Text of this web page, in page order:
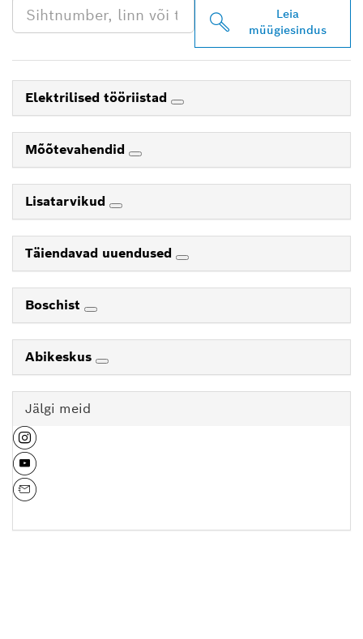
Leia
müügiesindus
Elektrilised tööriistad
Mõõtevahendid
Lisatarvikud
Täiendavad uuendused
Boschist
Abikeskus
Jälgi meid